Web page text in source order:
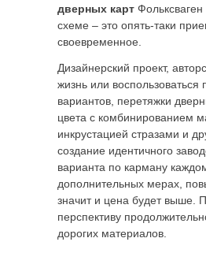
дверных карт
схеме – это опять-таки
своевременное.
Дизайнерский проект,
жизнь или
вариантов, перетяжки
цвета с комбинированием
инкрустацией стразами и
создание идентичного
варианта по карману
дополнительных мерах,
значит и цена будет выше.
перспективу
дорогих материалов.